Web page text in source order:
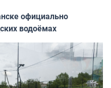
официально
водоёмах